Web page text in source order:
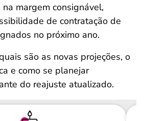
margem consignável,
de contratação de
no próximo ano.
são as novas projeções, o
e como se planejar
do reajuste atualizado.